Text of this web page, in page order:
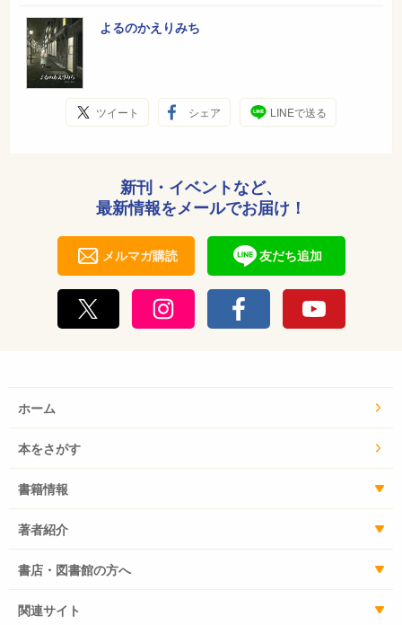
よるのかえりみち
ツイート シェア LINEで送る
新刊・イベントなど、
最新情報をメールでお届け！
メルマガ購読 友だち追加
ホーム
本をさがす
書籍情報
著者紹介
書店・図書館の方へ
関連サイト